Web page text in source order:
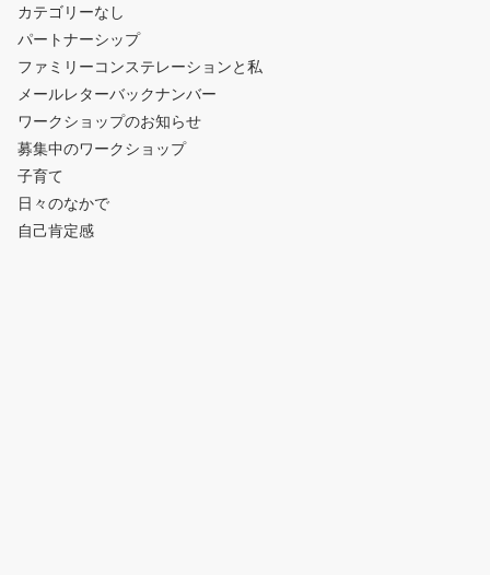
カテゴリーなし
パートナーシップ
ファミリーコンステレーションと私
メールレターバックナンバー
ワークショップのお知らせ
募集中のワークショップ
子育て
日々のなかで
自己肯定感